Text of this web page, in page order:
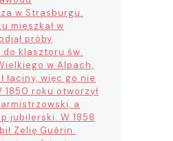
w Strasburgu.
mieszkał w
próby
klasztoru św.
w Alpach,
łaciny, więc go nie
1850 roku otworzył
a
jubilerski. W 1858
Zelię Guérin.